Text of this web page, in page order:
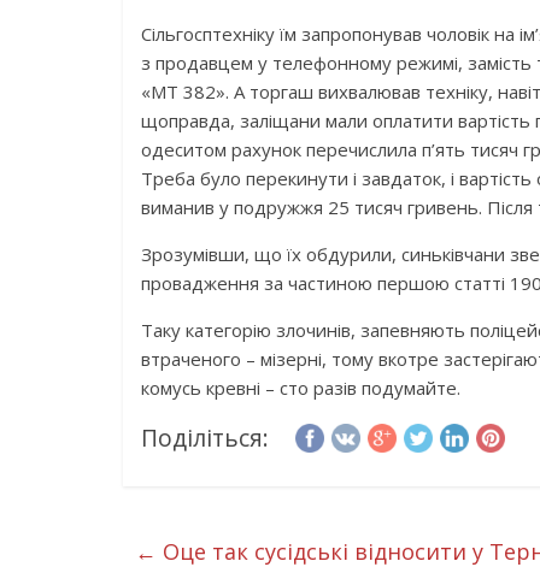
Сільгосптехніку їм запропонував чоловік
з продавцем у телефонному режимі, замість
«МТ 382». А торгаш вихвалював техніку,
щоправда, заліщани мали оплатити
одеситом рахунок перечислила п’ять тисяч
Треба було перекинути і завдаток, і
виманив у подружжя 25 тисяч гривень. Після
Зрозумівши, що їх обдурили, синьківчани
провадження за частиною першою статті
Таку категорію злочинів, запевняють
втраченого – мізерні, тому вкотре
комусь кревні – сто разів подумайте.
Поділіться:
← Оце так сусідські відносити у